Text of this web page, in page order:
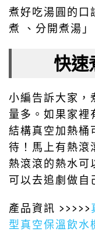
煮好吃湯圓的口
煮 、分開煮湯」
快速
小編告訴大家，
量多。如果家裡
結構真空加熱桶
待！馬上有熱滾
熱滾滾的熱水可
可以去追劇做自
產品資訊 >>>>>
型真空保溫飲水